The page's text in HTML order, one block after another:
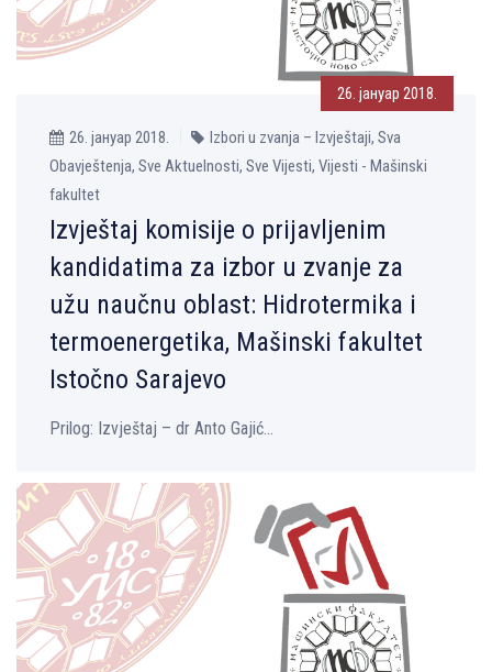
26. јануар 2018.
26. јануар 2018.
Izbori u zvanja – Izvještaji, Sva
Obavještenja, Sve Aktuelnosti, Sve Vijesti, Vijesti - Mašinski
fakultet
Izvještaj komisije o prijavlјenim
kandidatima za izbor u zvanje za
užu naučnu oblast: Hidrotermika i
termoenergetika, Mašinski fakultet
Istočno Sarajevo
Prilog: Izvještaj – dr Anto Gajić...